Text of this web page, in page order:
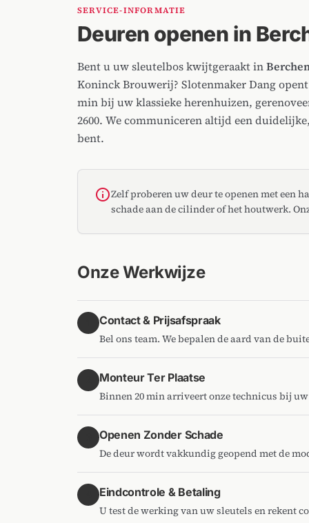
SERVICE-INFORMATIE
Deuren openen in
Bent u uw sleutelbos kwijtgeraakt in
Koninck Brouwerij? Slotenmaker Dang
min bij uw klassieke herenhuizen,
2600. We communiceren altijd een
bent.
infoZelf proberen uw deur te openen met een
schade aan de cilinder of het houtwerk.
Onze Werkwijze
Contact & Prijsafspraak
Bel ons team. We bepalen de aard van de
Monteur Ter Plaatse
Binnen 20 min arriveert onze technicus bij
Openen Zonder Schade
De deur wordt vakkundig geopend met de
Eindcontrole & Betaling
U test de werking van uw sleutels en rekent